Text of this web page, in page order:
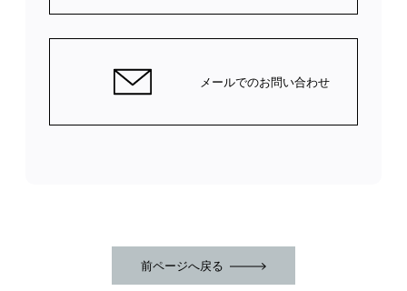
メールでのお問い合わせ
前ページへ戻る